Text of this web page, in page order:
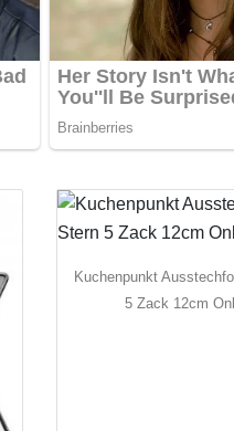
Kuchenpunkt
5 Zack 12cm